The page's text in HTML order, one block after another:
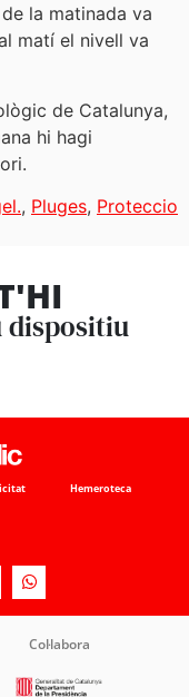
la matinada va
matí el nivell va
de Catalunya,
hi hagi
, Pluges, Proteccio
dispositiu
Hemeroteca
Col·labora